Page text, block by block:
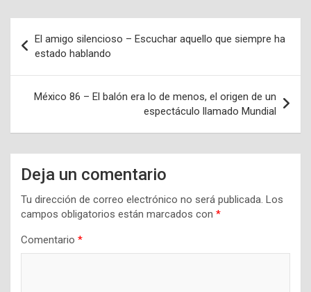
de
entradas
El amigo silencioso – Escuchar aquello que siempre ha
estado hablando
México 86 – El balón era lo de menos, el origen de un
espectáculo llamado Mundial
Deja un comentario
Tu dirección de correo electrónico no será publicada. Los
campos obligatorios están marcados con *
Comentario *